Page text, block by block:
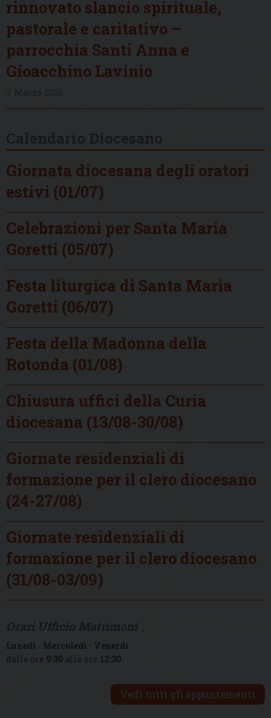
rinnovato slancio spirituale,
pastorale e caritativo –
parrocchia Santi Anna e
Gioacchino Lavinio
Giornata diocesana degli oratori
estivi (01/07)
Celebrazioni per Santa Maria
Goretti (05/07)
Festa liturgica di Santa Maria
Goretti (06/07)
Festa della Madonna della
Rotonda (01/08)
Chiusura uffici della Curia
diocesana (13/08-30/08)
Giornate residenziali di
formazione per il clero diocesano
(24-27/08)
Giornate residenziali di
formazione per il clero diocesano
(31/08-03/09)
Lunedì - Mercoledì - Venerdì
dalle ore 9:30 alle ore 12:30
Vedi tutti gli appuntamenti